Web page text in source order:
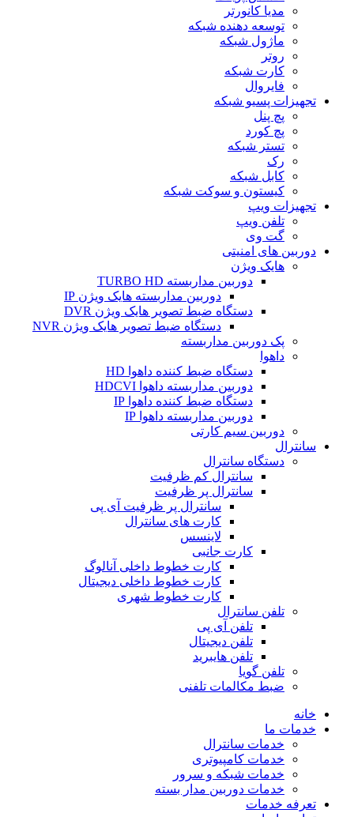
مدیا کانورتر
توسعه دهنده شبکه
ماژول شبکه
روتر
کارت شبکه
فایروال
تجهیزات پسیو شبکه
پچ پنل
پچ کورد
تستر شبکه
رک
کابل شبکه
کیستون و سوکت شبکه
تجهیزات ویپ
تلفن ویپ
گت وی
دوربین های امنیتی
هایک ویژن
دوربین مداربسته TURBO HD
دوربین مداربسته هایک ویژن IP
دستگاه ضبط تصویر هایک ویژن DVR
دستگاه ضبط تصویر هایک ویژن NVR
پک دوربین مداربسته
داهوا
دستگاه ضبط کننده داهوا HD
دوربین مداربسته داهوا HDCVI
دستگاه ضبط کننده داهوا IP
دوربین مداربسته داهوا IP
دوربین سیم کارتی
سانترال
دستگاه سانترال
سانترال کم ظرفیت
سانترال پر ظرفیت
سانترال پر ظرفیت آی پی
کارت های سانترال
لاینسس
کارت جانبی
کارت خطوط داخلی آنالوگ
کارت خطوط داخلی دیجیتال
کارت خطوط شهری
تلفن سانترال
تلفن آی پی
تلفن دیجیتال
تلفن هایبرید
تلفن گویا
ضبط مکالمات تلفنی
خانه
خدمات ما
خدمات سانترال
خدمات کامپیوتری
خدمات شبکه و سرور
خدمات دوربین مدار بسته
تعرفه خدمات